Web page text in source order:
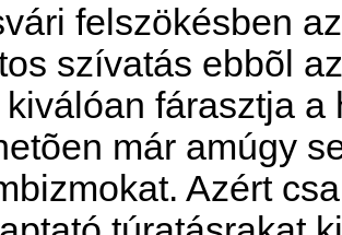
felszökésben
szívatás ebbõl
kiválóan fárasztja
már amúgy
Azért